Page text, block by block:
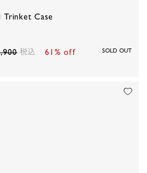
Trinket Case
税込 61% off SOLD OUT